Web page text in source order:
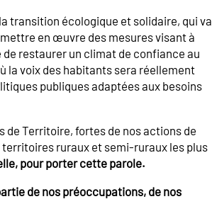
transition écologique et solidaire, qui va
en œuvre des mesures visant à
restaurer un climat de confiance au
la voix des habitants sera réellement
publiques adaptées aux besoins
de Territoire, fortes de nos actions de
ruraux et semi-ruraux les plus
pour porter cette parole.
de nos préoccupations, de nos